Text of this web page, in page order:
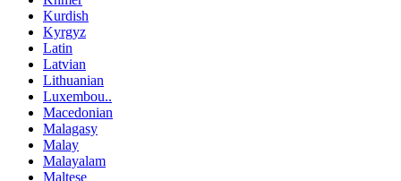
Kurdish
Kyrgyz
Latin
Latvian
Lithuanian
Luxembou..
Macedonian
Malagasy
Malay
Malayalam
Maltese